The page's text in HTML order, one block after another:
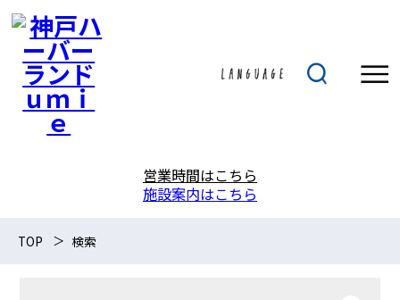
営業時間はこちら
施設案内はこちら
TOP 検索